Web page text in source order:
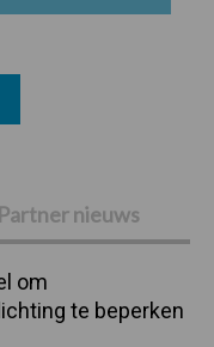
Partner nieuws
om
te beperken